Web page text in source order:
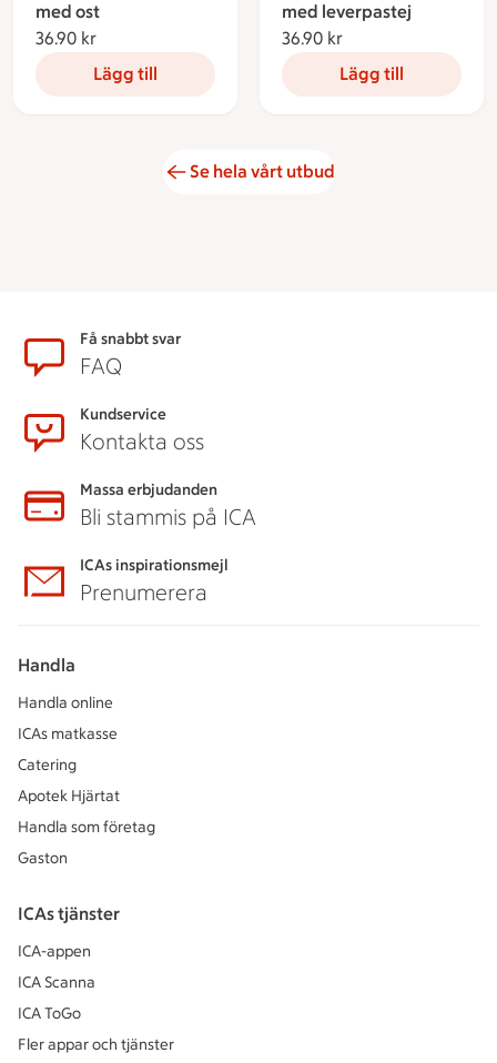
med ost
36.90 kr
Lägg till
med leverpastej
36.90 kr
Lägg till
Se hela vårt utbud
SidfotFå snabbt svar
FAQ
Kundservice
Kontakta oss
Massa erbjudanden
Bli stammis på ICA
ICAs inspirationsmejl
Prenumerera
Handla
Handla online
ICAs matkasse
Catering
Apotek Hjärtat
Handla som företag
Gaston
ICAs tjänster
ICA-appen
ICA Scanna
ICA ToGo
Fler appar och tjänster